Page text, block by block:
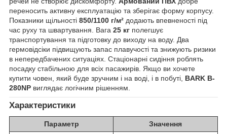
переносить активну експлуатацію та зберігає форму корпусу.
Показники щільності 850/1100 г/м² додають впевненості під
час руху та швартування. Вага 25 кг полегшує
транспортування та підготовку до виходу на воду. Два
гермовідсіки підвищують запас плавучості та знижують ризики
в непередбачених ситуаціях. Стаціонарні сидіння роблять
посадку стабільною для всіх пасажирів. Якщо ви хочете
купити човен, який буде зручним і на воді, і в побуті, BARK B-
280NP виглядає логічним рішенням.
Характеристики
Параметр
Значення